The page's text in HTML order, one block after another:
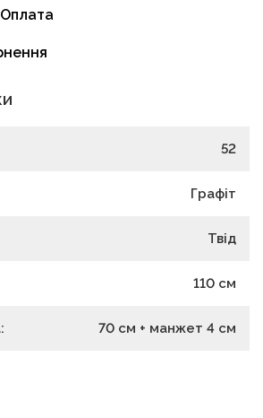
Оплата
52
Графіт
Твід
110 см
70 см + манжет 4 см